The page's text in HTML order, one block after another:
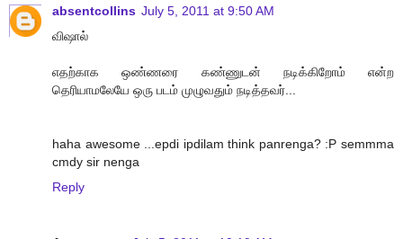
absentcollins July 5, 2011 at 9:50 AM
விஷால்
எதற்காக ஒண்ணரை கண்ணுடன் நடிக்கிறோம் என்ற
தெரியாமலேயே ஒரு படம் முழுவதும் நடித்தவர்...
haha awesome ...epdi ipdilam think panrenga? :P semmma
cmdy sir nenga
Reply